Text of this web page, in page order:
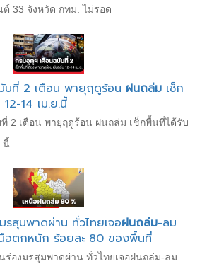
33 จังหวัด กทม. ไม่รอด
บที่ 2 เตือน พายุฤดูร้อน ฝนถล่ม เช็ก
14 เม.ย.นี้
2 เตือน พายุฤดูร้อน ฝนถล่ม เช็กพื้นที่ได้รับ
นี้
สุมพาดผ่าน ทั่วไทยเจอฝนถล่ม-ลม
นือตกหนัก ร้อยละ 80 ของพื้นที่
ร่องมรสุมพาดผ่าน ทั่วไทยเจอฝนถล่ม-ลม